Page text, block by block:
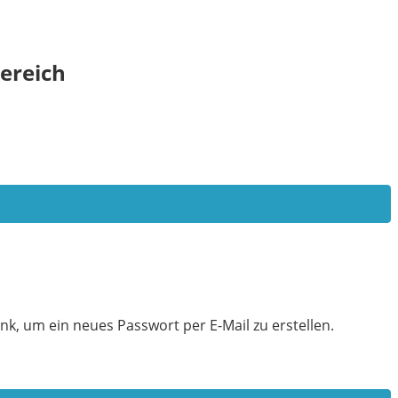
um ein neues Passwort per E-Mail zu erstellen.